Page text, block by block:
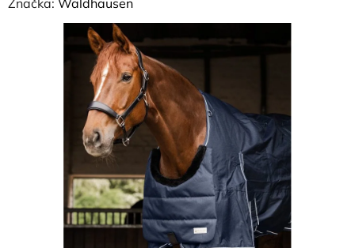
Značka: Waldhausen